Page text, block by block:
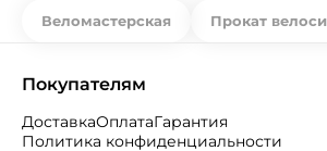
Веломастерская Прокат
Покупателям
ДоставкаОплатаГарантия
Политика конфиденциальности